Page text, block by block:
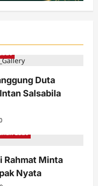
Duta
Salsabila
Laut
Rahmat Minta
Nyata